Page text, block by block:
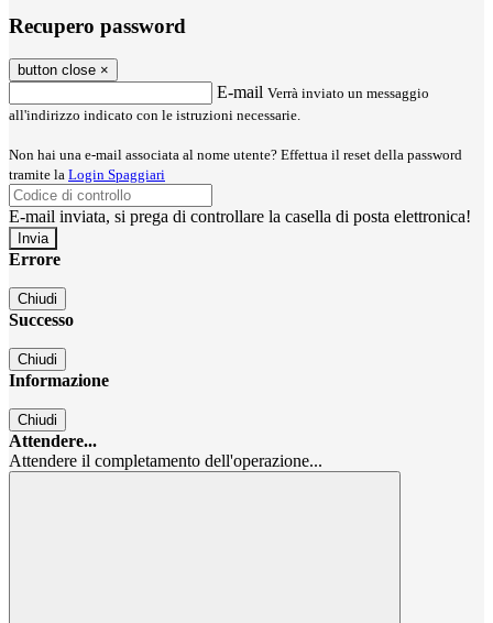
Recupero password
button close ×
E-mail Verrà inviato un messaggio
all'indirizzo indicato con le istruzioni necessarie.
Non hai una e-mail associata al nome utente? Effettua il reset della password
tramite la Login Spaggiari
E-mail inviata, si prega di controllare la casella di posta elettronica!
Errore
Chiudi
Successo
Chiudi
Informazione
Chiudi
Attendere...
Attendere il completamento dell'operazione...